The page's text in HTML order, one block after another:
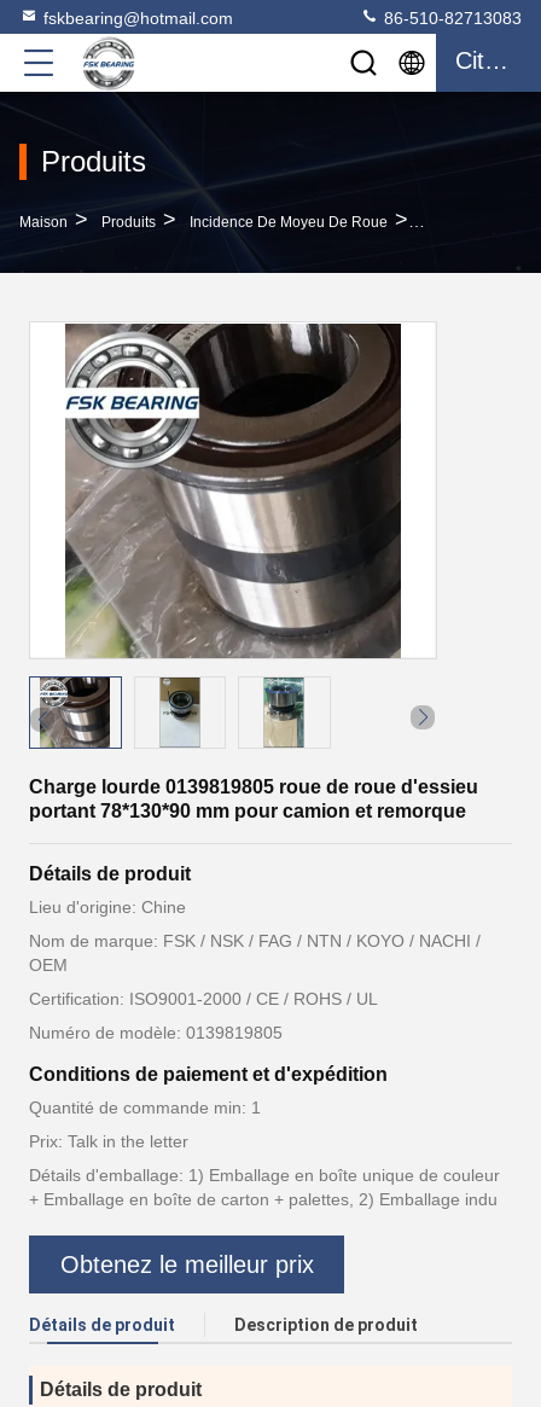
fskbearing@hotmail.com 86-510-82713083
Citation
Produits
Maison > Produits > Incidence De Moyeu De Roue >
Charge lourde 0139819805 roue de roue d'essieu
portant 78*130*90 mm pour camion et remorque
Détails de produit
Lieu d'origine: Chine
Nom de marque: FSK / NSK / FAG / NTN / KOYO / NACHI /
OEM
Certification: ISO9001-2000 / CE / ROHS / UL
Numéro de modèle: 0139819805
Conditions de paiement et d'expédition
Quantité de commande min: 1
Prix: Talk in the letter
Détails d'emballage: 1) Emballage en boîte unique de couleur
+ Emballage en boîte de carton + palettes, 2) Emballage indu
Obtenez le meilleur prix
Détails de produit Description de produit
Détails de produit